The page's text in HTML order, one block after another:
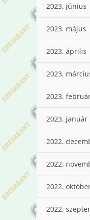
2023. június
2023. május
2023. április
2023.
2023.
2023. január
2022.
2022.
2022.
2022.